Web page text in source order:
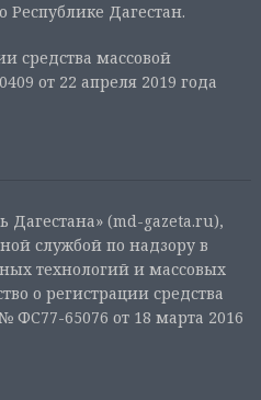
Дагестан.
средства массовой
от 22 апреля 2019 года
Дагестана» (md-gazeta.ru),
службой по надзору в
технологий и массовых
о регистрации средства
65076 от 18 марта 2016